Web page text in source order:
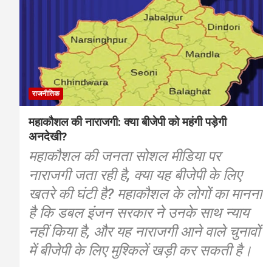
राजनीतिक
महाकौशल की नाराजगी: क्या बीजेपी को महंगी पड़ेगी
अनदेखी?
महाकौशल की जनता सोशल मीडिया पर
नाराजगी जता रही है, क्या यह बीजेपी के लिए
खतरे की घंटी है? महाकौशल के लोगों का मानना
है कि डबल इंजन सरकार ने उनके साथ न्याय
नहीं किया है, और यह नाराजगी आने वाले चुनावों
में बीजेपी के लिए मुश्किलें खड़ी कर सकती है।